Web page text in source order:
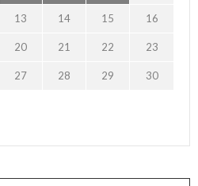
13 14 15 16
20 21 22 23
27 28 29 30